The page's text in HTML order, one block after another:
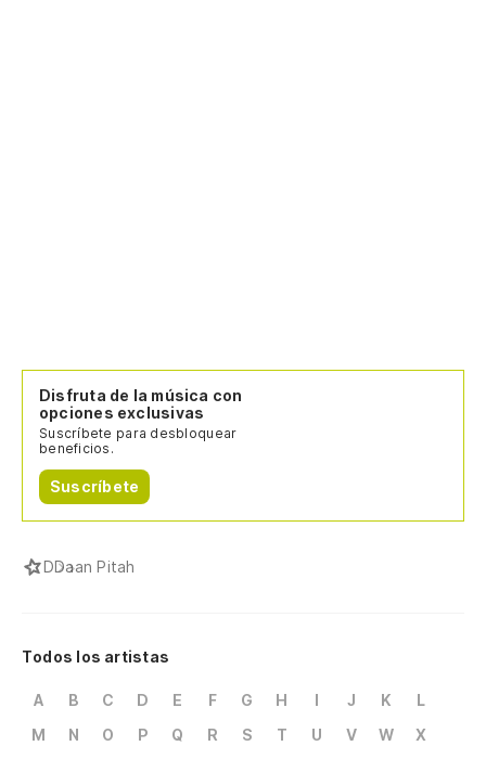
Disfruta de la música con
opciones exclusivas
Suscríbete para desbloquear
beneficios.
Suscríbete
DDaan Pitah
Todos los artistas
A B C D E F G H I J K
L
M
N O P Q R S T U V W
X